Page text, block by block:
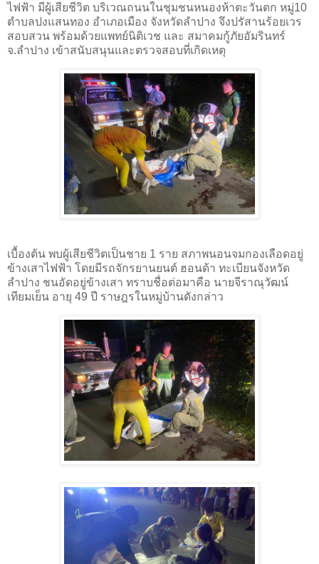
ไฟฟ้า มีผู้เสียชีวิต บริเวณถนนในชุมชนหนองห้าตะวันตก หมู่10
ตำบลปงแสนทอง อำเภอเมือง จังหวัดลำปาง จึงปรัสานร้อยเวร
สอบสวน พร้อมด้วยแพทย์นิติเวช และ สมาคมกู้ภัยอัมรินทร์
จ.ลำปาง เข้าสนับสนุนและตรวจสอบที่เกิดเหตุ
เบื้องต้น พบผู้เสียชีวิตเป็นชาย 1 ราย สภาพนอนจมกองเลือดอยู่
ข้างเสาไฟฟ้า โดยมีรถจักรยานยนต์ ฮอนด้า ทะเบียนจังหวัด
ลำปาง ชนอัดอยู่ข้างเสา ทราบชื่อต่อมาคือ นายจีราณุวัฒน์
เทียมเย็น อายุ 49 ปี ราษฎรในหมู่บ้านดังกล่าว